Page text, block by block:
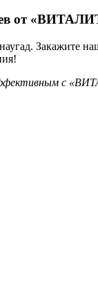
от
Закажите
с